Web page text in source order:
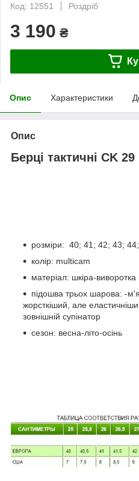
Код: 12551
Роздріб
3 190 ₴
Опис Характеристики
Опис
Берці тактичні СK
розміри: 40; 41; 42; 43;
колір: multicam
матеріал: шкіра-
підошва трьох шарова: -
жорсткіший, але
зовнішній супінатор
сезон: весна-літо-осінь